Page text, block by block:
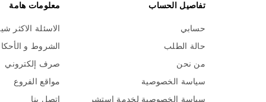
تفاصيل الحساب
حسابي
حالة الطلب
من نحن
سياسة الخصوصية
سياسة الخصوصية لخدمة استشر
معلومات هامة
الاسئلة الاكثر
الشروط و
صرف إلكتروني
مواقع الفروع
اتصل بنا